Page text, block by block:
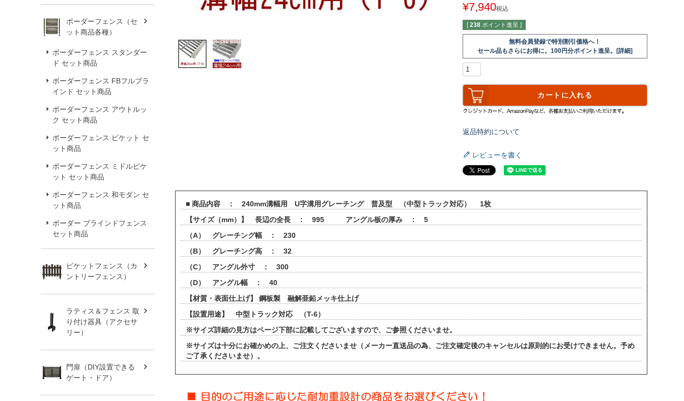
ボーダーフェンス（セ
ット商品各種）
ボーダーフェンス スタンダー
ド セット商品
ボーダーフェンス FBフルブラ
インド セット商品
ボーダーフェンス アウトルッ
ク セット商品
ボーダーフェンス ピケット セ
ット商品
ボーダーフェンス ミドルピケ
ット セット商品
ボーダーフェンス 和モダン セ
ット商品
ボーダー ブラインドフェンス
セット商品
ピケットフェンス（カ
ントリーフェンス）
ラティス＆フェンス 取
り付け器具（アクセサ
リー）
門扉（DIY設置できる
ゲート・ドア）
¥7,940税込
[ 238 ポイント進呈 ]
無料会員登録で特別割引価格へ！
セール品もさらにお得に。100円分ポイント進呈。[詳細]
カートに入れる
返品特約について
レビューを書く
■ 商品内容 ： 240mm溝幅用 U字溝用グレーチング 普及型 （中型トラック対応） 1枚
【サイズ（mm）】 長辺の全長 ： 995 アングル板の厚み ： 5
（A） グレーチング幅 ： 230
（B） グレーチング高 ： 32
（C） アングル外寸 ： 300
（D） アングル幅 ： 40
【材質・表面仕上げ】 鋼板製 融解亜鉛メッキ仕上げ
【設置用途】 中型トラック対応 （T-6）
※サイズ詳細の見方はページ下部に記載してございますので、ご参照くださいませ。
※サイズは十分にお確かめの上、ご注文くださいませ（メーカー直送品の為、ご注文確定後のキャンセルは原則的にお受けできません。予め
ご了承くださいませ）。